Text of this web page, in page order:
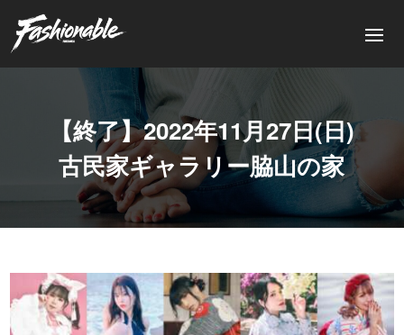
【終了】2022年11月27日(日)
古民家ギャラリー脇山の家